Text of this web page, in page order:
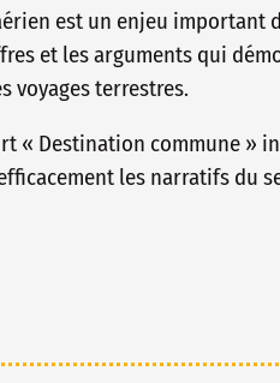
est un enjeu important
et les arguments qui
voyages terrestres.
« Destination commune »
les narratifs du